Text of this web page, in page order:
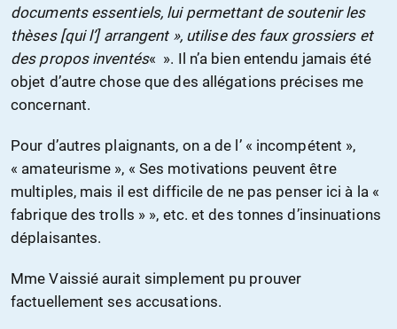
documents essentiels, lui permettant de soutenir les
thèses [qui l’] arrangent », utilise des faux grossiers et
des propos inventés« ». Il n’a bien entendu jamais été
objet d’autre chose que des allégations précises me
concernant.
Pour d’autres plaignants, on a de l’ « incompétent »,
« amateurisme », « Ses motivations peuvent être
multiples, mais il est difficile de ne pas penser ici à la «
fabrique des trolls » », etc. et des tonnes d’insinuations
déplaisantes.
Mme Vaissié aurait simplement pu prouver
factuellement ses accusations.